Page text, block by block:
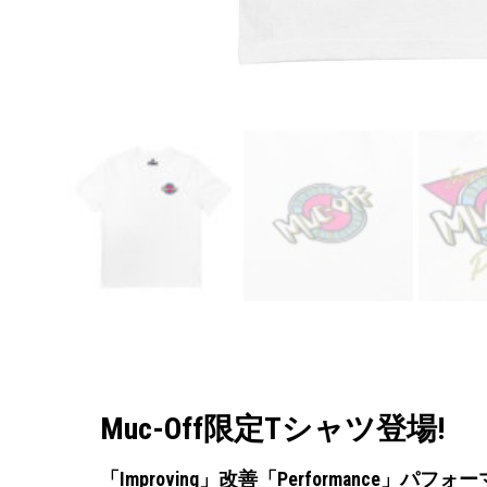
Muc-Off限定Tシャツ登場!
「Improving」改善「Performance」パフォー